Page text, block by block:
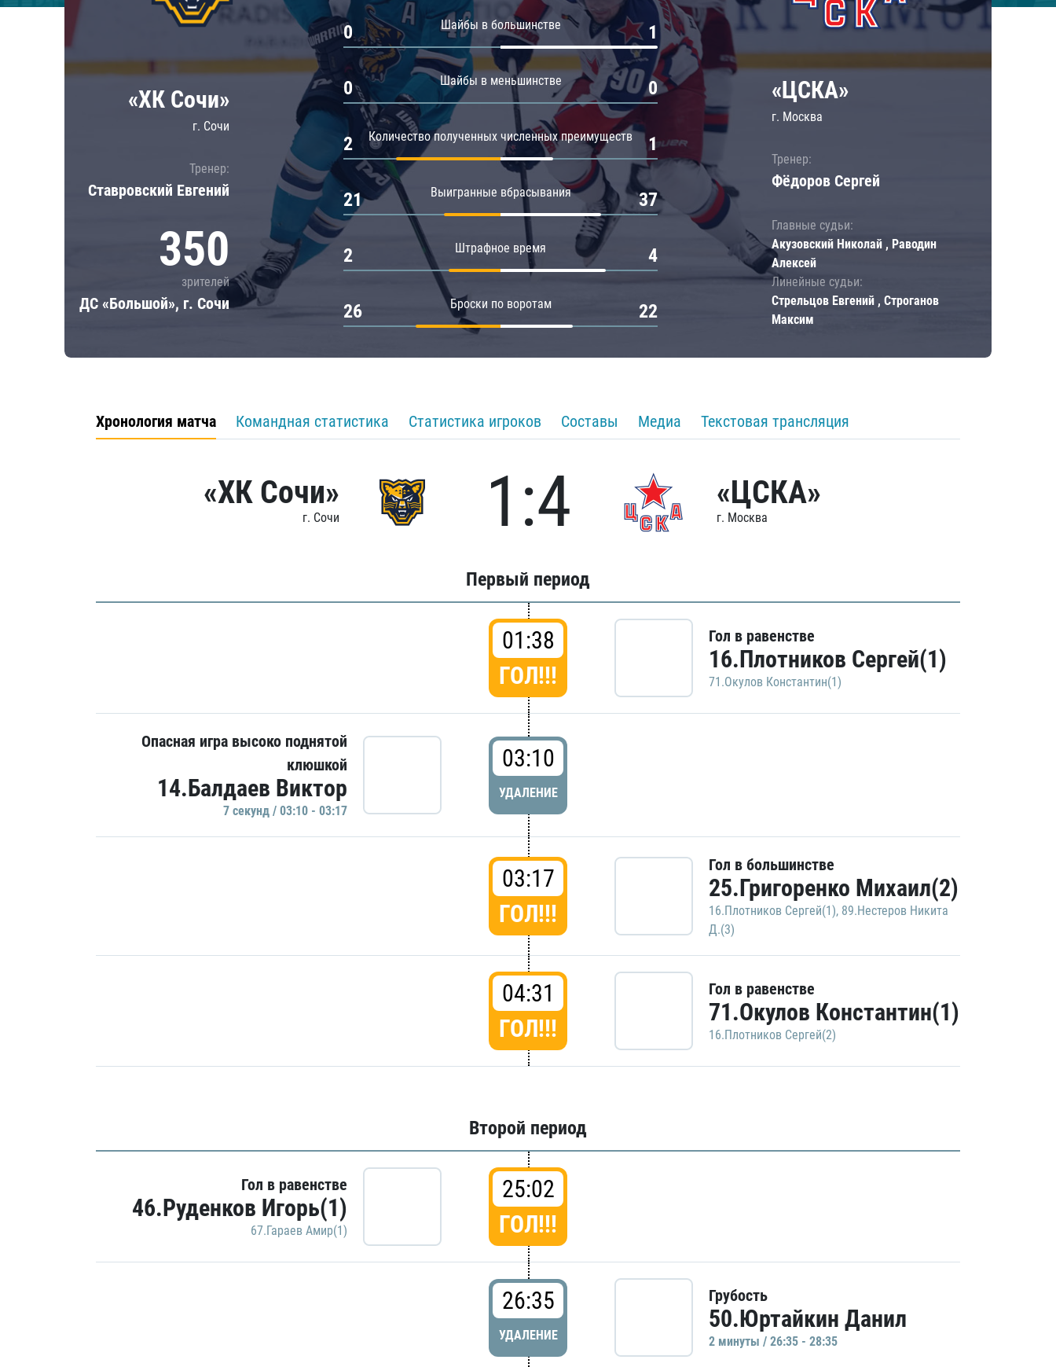
Локомотив
ЦСКА
Шанхайские Драконы
Амур
Барыс
Салават Юлаев
«ХК Сочи»
г. Сочи
Тренер:
Ставровский Евгений
350
зрителей
ДС «Большой», г. Сочи
Шайбы в большинстве
0 1
Шайбы в меньшинстве
0 0
Количество полученных численных преимуществ
2 1
Выигранные вбрасывания
21 37
Штрафное время
2 4
Броски по воротам
26 22
«ЦСКА»
г. Москва
Тренер:
Фёдоров Сергей
Главные судьи:
Акузовский Николай , Раводин
Алексей
Линейные судьи:
Стрельцов Евгений , Строганов
Максим
Хронология матча Командная статистика Статистика игроков Составы Медиа Текстовая трансляция
«ХК Сочи»
г. Сочи 1:4 «ЦСКА»
г. Москва
Первый период
01:38
ГОЛ!!!
Гол в равенстве
16.Плотников Сергей(1)
71.Окулов Константин(1)
Опасная игра высоко поднятой
клюшкой
14.Балдаев Виктор
7 секунд / 03:10 - 03:17
03:10
УДАЛЕНИЕ
03:17
ГОЛ!!!
Гол в большинстве
25.Григоренко Михаил(2)
16.Плотников Сергей(1), 89.Нестеров Никита
Д.(3)
04:31
ГОЛ!!!
Гол в равенстве
71.Окулов Константин(1)
16.Плотников Сергей(2)
Второй период
Гол в равенстве
46.Руденков Игорь(1)
67.Гараев Амир(1)
25:02
ГОЛ!!!
26:35
УДАЛЕНИЕ
Грубость
50.Юртайкин Данил
2 минуты / 26:35 - 28:35